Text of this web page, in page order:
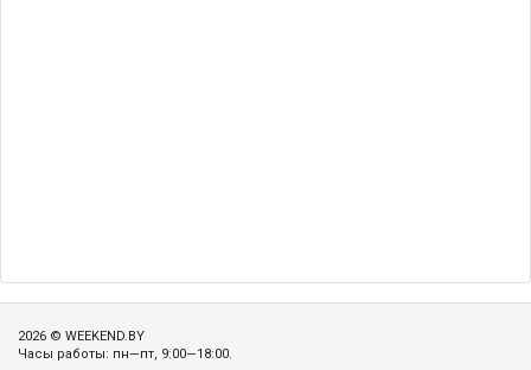
2026 © WEEKEND.BY
Часы работы: пн—пт, 9:00—18:00.